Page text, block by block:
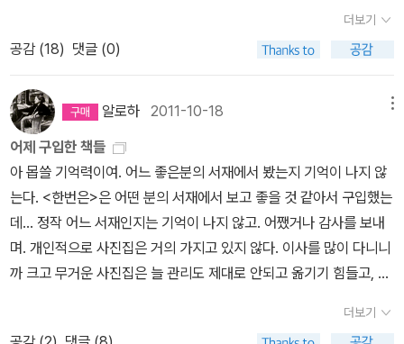
서 접근한다. 그는 ‘습관’과 ‘의례’를 구분한다. 습관은 이 행위의 목적
이 분명하고 즉각적으로 기능한다. 다시 말해 모든 이가 그 목적을 곧
바로 이해할 수 있다는 의미다. 즉각적이라는 의미는 여기에 궤도를
이탈하거나 고민의 여지가 없다는 의미다. 반면 ‘의례’는 보편적이지
않다. 합리적으로 보이지도 않는다. 행위의 목적이 뚜렷하게 곧바로
이해되지 않기 때문이다. 그저 특별한 주의와 집중을 요구하며 특정
한 절차를 요구하기 때문이다. 영화의 주인공 히라야마가 매일 정성
들여, 일정한 절차에 따라 변기를 꼼꼼하고 깨끗하게 닦는 행위는, 젊
은 동료가 보기에 어리석어 보이기 때문이다. 눈에 보이는 부분만 대
충 청소해도 검사를 통과할 수 있을 텐데말이다. 그럼에도 히라야마
는 자신이 정한 규칙과 절차를 미련해보일 정도로 준수한다. 책의 저
동네는 내는 양에 비해 붉은 책이 많이 안 보인다. 세계문학전집이 검
다 보니 더 그렇다ㅎ;내 느낌에 열린책들은 푸른색이 많다. 아냐, 요즘
스 제안들2)처음엔 붉은색이 멋졌는데 시간이 흐르니 자연스레 자주
색으로 변하고 있다. 워크룸프레스 책들은 이래서 더 정이 간다.책이
살아 있다는 듯이...알라딘굿즈~ 불가능 노트~책이 많으니 이래저래
힘들다ㅎ;;;;인스타그램의 재밌는 이벤트 덕분에 책장이 난리통ㅎㅎ;
헉헉, 이렇게 끝;;....인가?또 보이는데 더는 못하겠다(T^T);;;;심심하
신 분은 제게 없는 빨간책 인증을 해 보시길^ㄱ^;;
르티에 브레송 전기랑 열화당 '내면의침묵' 나왔던 시절 을유의 예술
가 전기 시리즈 열심히 읽던 때.. 열화당의 낸 골딘 사진집보니 이 사
두 말하면 잔소리. 윤미네 집도 오랜만, 김영갑.을 아직 모르신다면,
얼른 사세요. 만오천원짜리 티켓 받겠다고 9만원짜리 '보그 더 가
운'을 사는 사람은 없겠지만, 내가 한 때 이런 큰 책 아마존 주문 전문
이었어서 .. 응? 번역본 보니 안에 가운 사진만 있는게 아니라 정말 멋
지다. (여기서 가운은 드레스입니다. 드레스) 레너드 번스타인 '음악
의 즐거움' 미셸 슈나이더의 슈만 책. 아직 못 사고 있는 ;; 발레 이야
기 '아폴로의 천사들' 등등 여기도 사고 싶은 책들 잔뜩.'애도하는 미
술'을 샀는지 안 샀는지 기억 안 나고, '슈만, 내면의 풍경' 있는거 빼면
브레송전 책들 모아 놓으니 길어져 여기에 이어지는 다른 잡담들로
으로도 계속 플래티넘 유지라는 메시지가 나오고 있고.그런 것이었는
데 이제 하루가 지나면 플래티넘도 사라지고 만다. 아이구야. 회원 멤
버십도 사라지고. 뭐. 지금 상태라면 앞으로 몇년간은 집에 있는 책들
만 줄창 읽어도 읽을책이 넘쳐나겠다 싶기는 하지만. 난 분명 예
감은 틀리지 않는다,도 있ㄷ 생각했는데 어제 급히 책장을 두리번거
리다가 책이 보이지 않는거다. 이거 괜히 충동구매 아닐까 싶은데 두
권이면 한 권은 선물하지 뭐, 라는 심정으로. 구매하려고 했던 건 '이
민자들'과 '루키아노스의 진실한 이야기'인데 어쩌다보니 책이 막 불
어나 있다. 이 외에도 더 있지만 다 늘어놓는 건 쫌! 부끄러운 생각이
들기도 하고. 사실 도서정가제법이 바뀌면서 다들 엄청 사들이고 있
다고는 하지만 이미 구입할만한 책은 다 구입을 했었던 상태이고. 지
금 구입하는 책들은 살까말까의 경계에 있던 책들. 아, 이거 구입하고
아픔에서 치유로 흘러간다. 아무렇지도 않은 일상 속에서 이런 생각
을 할 수도 있다는 것, 의미를 두지 않았던 일들에 아주 큰 의미를 두
각을 해나가는 즐거움이었다. '공감'은 책의 앞장으로 다시 돌아가 읽
게도 하고, 계속 읽어나갈 힘을 주기도 한다. 이 책을 '공감'과 함께 했
다. 3위, 빔 벤더스의 한번은 , 이 책을 보면서 드는 생각은 인생의
모든 순간은 '단 한 번'이라는 것이다. 모든 순간은 단 한 번 흘러간다.
사진은 그것을 '찰칵' 소리와 함께 영원으로 담는 행위다. 그렇게 생각
해보니 대단한 의식같다. 사실 우리네 인생은 어떻게 보면 아무렇지
도 않지만, 어떻게 보면 대단한 순간순간들이 모여있는 것과도 같다.
그런 인생의 순간들이 다양한 예술의 형태로 담겨 영원히 남는다. 그
로 영원히 남는 '시간'을 보게 된다. 2위, 도서관 산책자 도서관은
럽'을 만든 영화감독 빔 벤더스의 -한번은- #누구에게나 나에게나 늘
사는 모든순간이 '한번은'이리라. 김기찬님의 -골목안 풍경 전집- #
사진들 속에 우리들의 가난했지만, 정다운 아련한 삶의 모습이 뭉클
하다. 이번 크리스마스에 정호승의 '선암사'를 전화기너머로 낭송해
준 내 고운 벗의 짝꿍에게 선물하기 위해 주문했다.또 얼마나 기뻐할
지 벌써 눈에 선하다~^^ 그렇지 좋은 것을 보면 그 좋은 것을 함께 나
누고 싶고 또 함께 나눌 수 있어 참 감사한 일이다. 그리고 생각해
보니 이번 달에는 연말이고 성탄이 있어서 인지 그림책도 샀구나. 바
바라 쿠니의 -에밀리- # 에밀리 디킨스와 한 소녀의 시 같은 이야기
인데 그림도 내용도 너무 신비하고 아름다운 그림책이다. 그리고 -엠
마- # 엠마할머니의 처음에는 외로운 할머니였지만 자신이 원하고
좋아하는 일을 드디어 찾아 시작하고 그래서 드디어 행복하고 충만
한 인생을 살아가는 엠마를 보며 읽으며, 짧고 간단한 글.그림임에도
더보기
공감 (18) 댓글 (0)
알로하 2011-10-18
어제 구입한 책들
아 몹쓸 기억력이여. 어느 좋은분의 서재에서 봤는지 기억이 나지 않
는다. <한번은>은 어떤 분의 서재에서 보고 좋을 것 같아서 구입했는
데... 정작 어느 서재인지는 기억이 나지 않고. 어쨌거나 감사를 보내
며. 개인적으로 사진집은 거의 가지고 있지 않다. 이사를 많이 다니니
까 크고 무거운 사진집은 늘 관리도 제대로 안되고 옮기기 힘들고, 책
것 같아서 기쁜 마음으로 질러 주었다.김경욱 작가의 책은 정말 처음
더보기